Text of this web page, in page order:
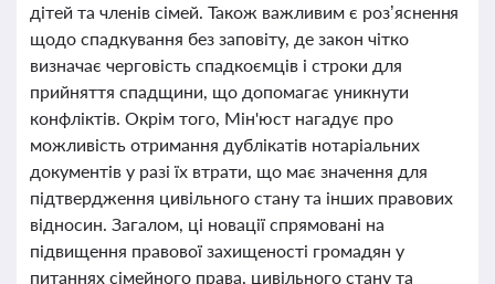
дітей та членів сімей. Також важливим є роз’яснення
щодо спадкування без заповіту, де закон чітко
визначає черговість спадкоємців і строки для
прийняття спадщини, що допомагає уникнути
конфліктів. Окрім того, Мін'юст нагадує про
можливість отримання дублікатів нотаріальних
документів у разі їх втрати, що має значення для
підтвердження цивільного стану та інших правових
відносин. Загалом, ці новації спрямовані на
підвищення правової захищеності громадян у
питаннях сімейного права, цивільного стану та